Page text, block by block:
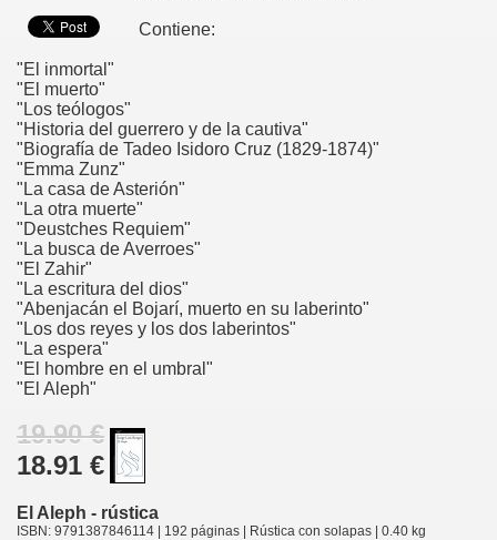
Contiene:
"El inmortal"
"El muerto"
"Los teólogos"
"Historia del guerrero y de la cautiva"
"Biografía de Tadeo Isidoro Cruz (1829-1874)"
"Emma Zunz"
"La casa de Asterión"
"La otra muerte"
"Deustches Requiem"
"La busca de Averroes"
"El Zahir"
"La escritura del dios"
"Abenjacán el Bojarí, muerto en su laberinto"
"Los dos reyes y los dos laberintos"
"La espera"
"El hombre en el umbral"
"El Aleph"
19.90 €
18.91 €
El Aleph - rústica
ISBN: 9791387846114 | 192 páginas | Rústica con solapas | 0.40 kg